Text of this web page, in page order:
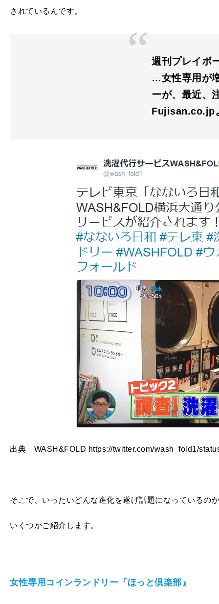
されているんです。
週刊プレイボ
…女性専用が
ーが、最近、
Fujisan.co.jp
出典 WASH&FOLD https://twitter.com/wash_fold1/
そこで、いったいどんな進化を遂げ話題になっているの
いくつかご紹介します。
女性専用コインランドリー『ほっと倶楽部』